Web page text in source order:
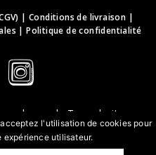
|Conditions de livraison |
|Politique de confidentialité
cadeaux.ch
. Tous droits
web | webbih.com
l'utilisation de cookies pour
expérience utilisateur.